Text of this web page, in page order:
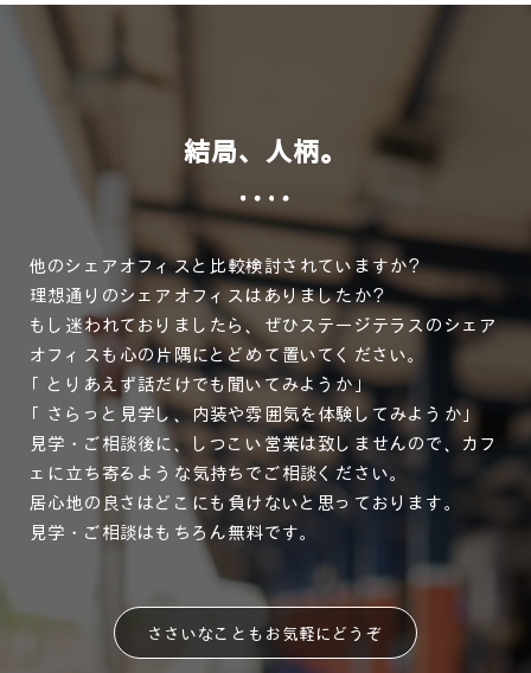
結局、人柄。
他のシェアオフィスと比較検討されていますか？
理想通りのシェアオフィスはありましたか？
もし迷われておりましたら、ぜひステージテラスのシェア
オフィスも心の片隅にとどめて置いてください。
「とりあえず話だけでも聞いてみようか」
「さらっと見学し、内装や雰囲気を体験してみようか」
見学・ご相談後に、しつこい営業は致しませんので、カフ
ェに立ち寄るような気持ちでご相談ください。
居心地の良さはどこにも負けないと思っております。
見学・ご相談はもちろん無料です。
ささいなこともお気軽にどうぞ